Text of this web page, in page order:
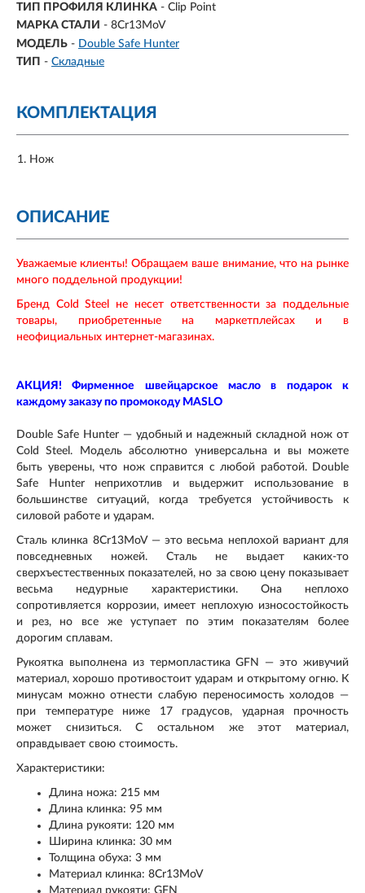
ТИП ПРОФИЛЯ КЛИНКА - Clip Point
МАРКА СТАЛИ - 8Cr13MoV
МОДЕЛЬ - Double Safe Hunter
ТИП - Складные
КОМПЛЕКТАЦИЯ
Нож
ОПИСАНИЕ
Уважаемые клиенты! Обращаем ваше внимание, что на рынке
много поддельной продукции!
Бренд Cold Steel не несет ответственности за поддельные
товары, приобретенные на маркетплейсах и в
неофициальных интернет-магазинах.
АКЦИЯ! Фирменное швейцарское масло в подарок к
каждому заказу по промокоду MASLO
Double Safe Hunter — удобный и надежный складной нож от
Cold Steel. Модель абсолютно универсальна и вы можете
быть уверены, что нож справится с любой работой. Double
Safe Hunter неприхотлив и выдержит использование в
большинстве ситуаций, когда требуется устойчивость к
силовой работе и ударам.
Сталь клинка 8Cr13MoV — это весьма неплохой вариант для
повседневных ножей. Сталь не выдает каких-то
сверхъестественных показателей, но за свою цену показывает
весьма недурные характеристики. Она неплохо
сопротивляется коррозии, имеет неплохую износостойкость
и рез, но все же уступает по этим показателям более
дорогим сплавам.
Рукоятка выполнена из термопластика GFN — это живучий
материал, хорошо противостоит ударам и открытому огню. К
минусам можно отнести слабую переносимость холодов —
при температуре ниже 17 градусов, ударная прочность
может снизиться. С остальном же этот материал,
оправдывает свою стоимость.
Характеристики:
Длина ножа: 215 мм
Длина клинка: 95 мм
Длина рукояти: 120 мм
Ширина клинка: 30 мм
Толщина обуха: 3 мм
Материал клинка: 8Cr13MoV